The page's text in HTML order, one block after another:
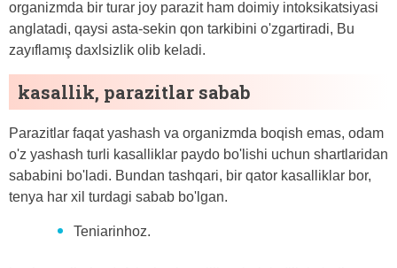
organizmda bir turar joy parazit ham doimiy intoksikatsiyasi
anglatadi, qaysi asta-sekin qon tarkibini o'zgartiradi, Bu
zayıflamış daxlsizlik olib keladi.
kasallik, parazitlar sabab
Parazitlar faqat yashash va organizmda boqish emas, odam
o'z yashash turli kasalliklar paydo bo'lishi uchun shartlaridan
sababini bo'ladi. Bundan tashqari, bir qator kasalliklar bor,
tenya har xil turdagi sabab bo'lgan.
Teniarinhoz.